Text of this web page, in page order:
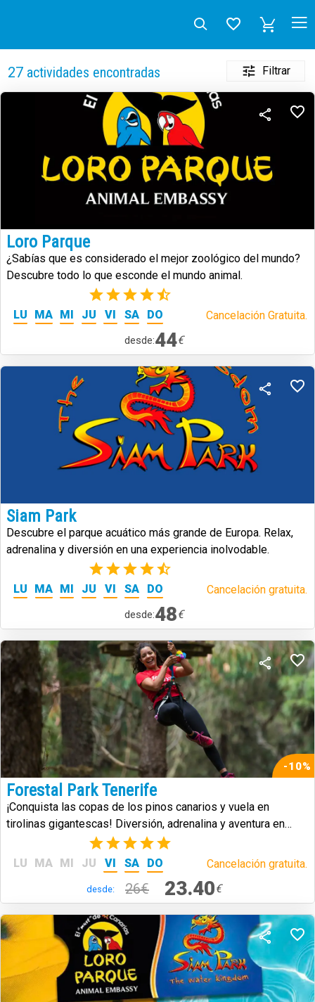
27actividades encontradas Filtrar
Loro Parque
¿Sabías que es considerado el mejor zoológico del mundo?
Descubre todo lo que esconde el mundo animal.
(73)
LU MA MI JU VI SA DO Cancelación Gratuita.
desde:44€
Siam Park
Descubre el parque acuático más grande de Europa. Relax,
adrenalina y diversión en una experiencia inolvodable.
(39)
LU MA MI JU VI SA DO Cancelación gratuita.
desde:48€
-10%
Forestal Park Tenerife
¡Conquista las copas de los pinos canarios y vuela en
tirolinas gigantescas! Diversión, adrenalina y aventura en
(2)
LU MA MI JU VI SA DO Cancelación gratuita.
desde: 26€ 23.40€